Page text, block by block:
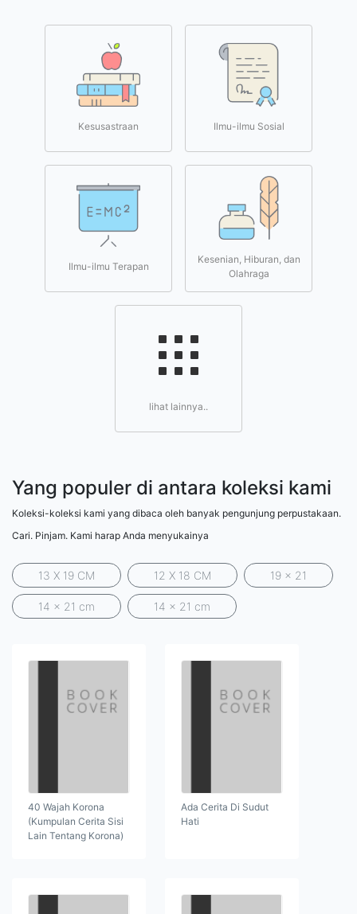
Kesusastraan Ilmu-ilmu Sosial
Ilmu-ilmu Terapan
Kesenian, Hiburan, dan
Olahraga
lihat lainnya..
Yang populer di antara koleksi kami
Koleksi-koleksi kami yang dibaca oleh banyak pengunjung perpustakaan.
Cari. Pinjam. Kami harap Anda menyukainya
13 X 19 CM 12 X 18 CM 19 x 21
14 x 21 cm 14 x 21 cm
40 Wajah Korona
(Kumpulan Cerita Sisi
Lain Tentang Korona)
Ada Cerita Di Sudut
Hati